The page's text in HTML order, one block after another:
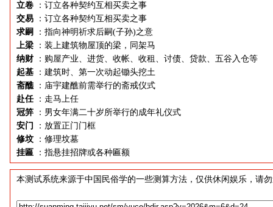
立卷
：订立各种契约互相买卖之事
交易
：订立各种契约互相买卖之事
求嗣
：指向神明祈求后嗣(子孙)之意
上梁
：装上建筑物屋顶的梁，同架马
纳财
：购屋产业、进货、收帐、收租、讨债、贷款、五谷入仓等
起基
：建筑时、第一次动起锄头挖土
斋醮 ：庙宇建醮前需举行的斋戒仪式
赴任 ：走马上任
冠笄
：男女年满二十岁所举行的成年礼仪式
安门
：放置正门门框
修坟
：修理坟墓
挂匾
：指悬挂招牌或各种匾额
本测试系统来源于中国民俗学的一些测算方法，仅供休闲娱乐，请